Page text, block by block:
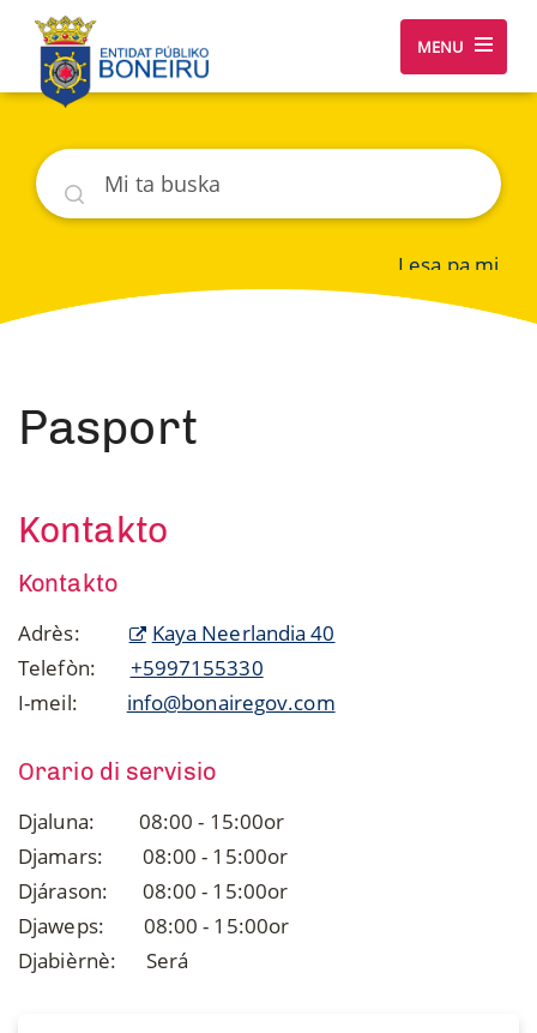
MENU
Buska
Lesa pa mi
Pasport
Kontakto
Kontakto
Adrès:
Kaya Neerlandia 40
Telefòn: +5997155330
I-meil: info@bonairegov.com
Orario di servisio
Djaluna: 08:00 - 15:00or
Djamars: 08:00 - 15:00or
Djárason: 08:00 - 15:00or
Djaweps: 08:00 - 15:00or
Djabièrnè: Será